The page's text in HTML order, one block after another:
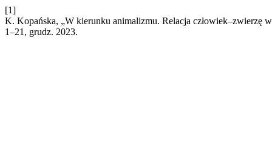
[1]
K. Kopańska, „W kierunku animalizmu. Relacja człowiek–zwierzę
1–21, grudz. 2023.